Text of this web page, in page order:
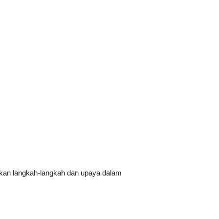
langkah-langkah dan upaya dalam